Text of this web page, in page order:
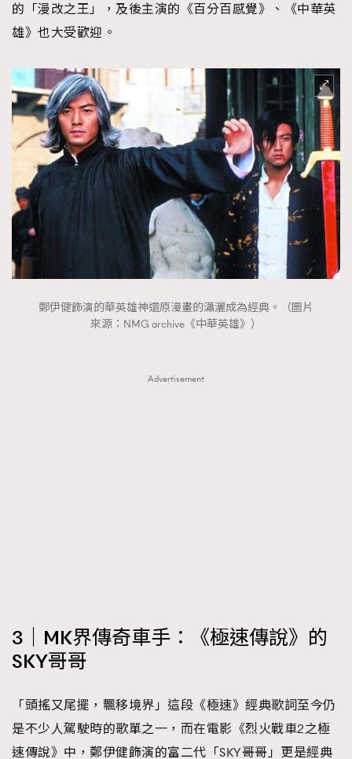
的「漫改之王」，及後主演的《百分百感覺》、《中華英
雄》也大受歡迎。
鄭伊健飾演的華英雄神還原漫畫的瀟灑成為經典。（圖片
來源：NMG archive《中華英雄》）
Advertisement
3｜MK界傳奇車手：《極速傳說》的
SKY哥哥
「頭搖又尾擺，飄移境界」這段《極速》經典歌詞至今仍
是不少人駕駛時的歌單之一，而在電影《烈火戰車2之極
速傳說》中，鄭伊健飾演的富二代「SKY哥哥」更是經典